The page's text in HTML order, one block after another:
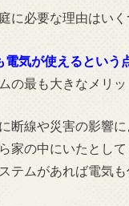
に必要な理由はいく
電気が使えるという
の最も大きなメリッ
断線や災害の影響
家の中にいたとし
テムがあれば電気